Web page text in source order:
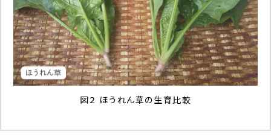
図２ ほうれん草の生育比較